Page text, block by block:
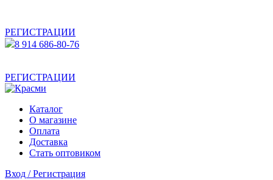
РЕГИСТРАЦИИ
8 914 686-80-76
РЕГИСТРАЦИИ
Каталог
О магазине
Оплата
Доставка
Стать оптовиком
Вход / Регистрация